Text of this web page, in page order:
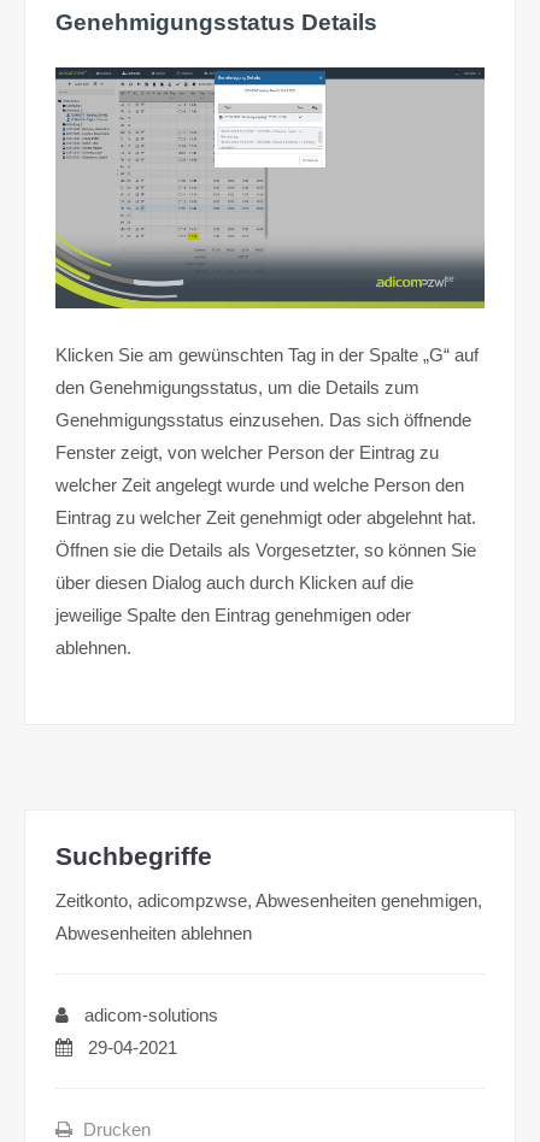
Genehmigungsstatus Details
Klicken Sie am gewünschten Tag in der Spalte „G“ auf
den Genehmigungsstatus, um die Details zum
Genehmigungsstatus einzusehen. Das sich öffnende
Fenster zeigt, von welcher Person der Eintrag zu
welcher Zeit angelegt wurde und welche Person den
Eintrag zu welcher Zeit genehmigt oder abgelehnt hat.
Öffnen sie die Details als Vorgesetzter, so können Sie
über diesen Dialog auch durch Klicken auf die
jeweilige Spalte den Eintrag genehmigen oder
ablehnen.
Suchbegriffe
Zeitkonto, adicompzwse, Abwesenheiten genehmigen,
Abwesenheiten ablehnen
adicom-solutions
29-04-2021
Drucken